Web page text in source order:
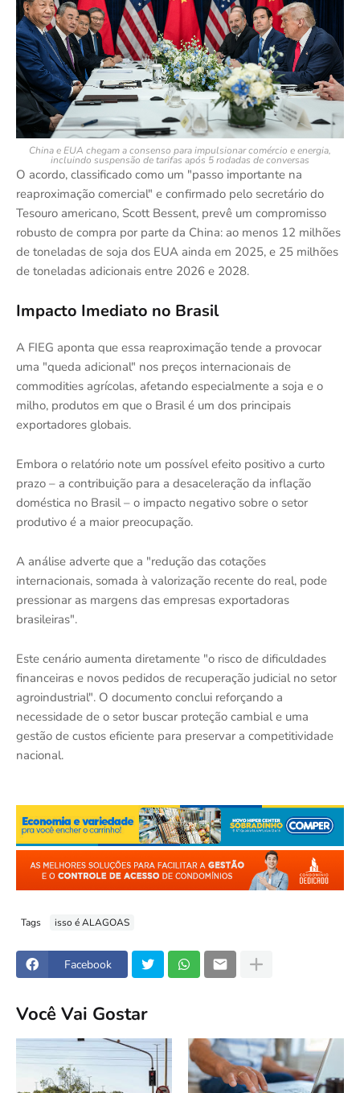
China e EUA chegam a consenso para impulsionar comércio e energia,
incluindo suspensão de tarifas após 5 rodadas de conversas
O acordo, classificado como um "passo importante na
reaproximação comercial" e confirmado pelo secretário do
Tesouro americano, Scott Bessent, prevê um compromisso
robusto de compra por parte da China: ao menos 12 milhões
de toneladas de soja dos EUA ainda em 2025, e 25 milhões
de toneladas adicionais entre 2026 e 2028.
Impacto Imediato no Brasil
A FIEG aponta que essa reaproximação tende a provocar
uma "queda adicional" nos preços internacionais de
commodities agrícolas, afetando especialmente a soja e o
milho, produtos em que o Brasil é um dos principais
exportadores globais.
Embora o relatório note um possível efeito positivo a curto
prazo – a contribuição para a desaceleração da inflação
doméstica no Brasil – o impacto negativo sobre o setor
produtivo é a maior preocupação.
A análise adverte que a "redução das cotações
internacionais, somada à valorização recente do real, pode
pressionar as margens das empresas exportadoras
brasileiras".
Este cenário aumenta diretamente "o risco de dificuldades
financeiras e novos pedidos de recuperação judicial no setor
agroindustrial". O documento conclui reforçando a
necessidade de o setor buscar proteção cambial e uma
gestão de custos eficiente para preservar a competitividade
nacional.
Tags isso é ALAGOAS
Facebook
Você Vai Gostar